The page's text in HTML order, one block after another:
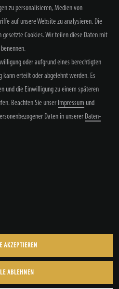
inkl. MwSt. zzgl. Versand
zu personalisieren, Medien von
auf unsere Website zu analysieren. Die
Cookies. Wir teilen diese Daten mit
oder aufgrund eines berechtigten
kann erteilt oder abgelehnt werden. Es
und die Einwilligung zu einem späteren
Beachten Sie unser Impressum und
Daten in unserer Daten­
AKZEPTIEREN
ABLEHNEN